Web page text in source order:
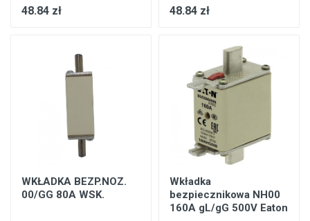
48.84 zł 48.84 zł
WKŁADKA BEZP.NOZ.
00/GG 80A WSK.
Wkładka
bezpiecznikowa NH00
160A gL/gG 500V Eaton